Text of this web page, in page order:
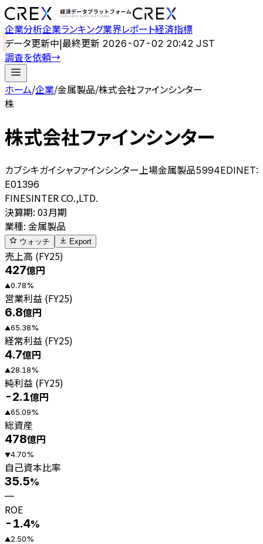
企業分析企業ランキング業界レポート経済指標
データ更新中|最終更新 2026-07-02 20:42 JST
調査を依頼→
ホーム/企業/金属製品/株式会社ファインシンター
株
株式会社ファインシンター
カブシキガイシャファインシンター 上場金属製品5994EDINET:
E01396
FINESINTER CO.,LTD.
決算期: 03月期
業種: 金属製品
ウォッチ Export
売上高 (FY25)
427億円
▲0.78%
営業利益 (FY25)
6.8億円
▲65.38%
経常利益 (FY25)
4.7億円
▲28.18%
純利益 (FY25)
-2.1億円
▲65.09%
総資産
478億円
▼4.70%
自己資本比率
35.5%
—
ROE
-1.4%
▲2.50%